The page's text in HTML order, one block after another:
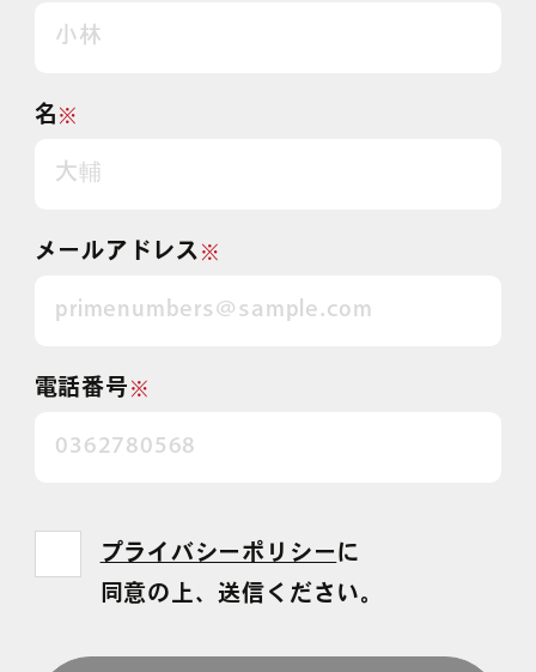
※
名
※
メールアドレス
※
電話番号
プライバシーポリシー に
同意の上、送信ください。